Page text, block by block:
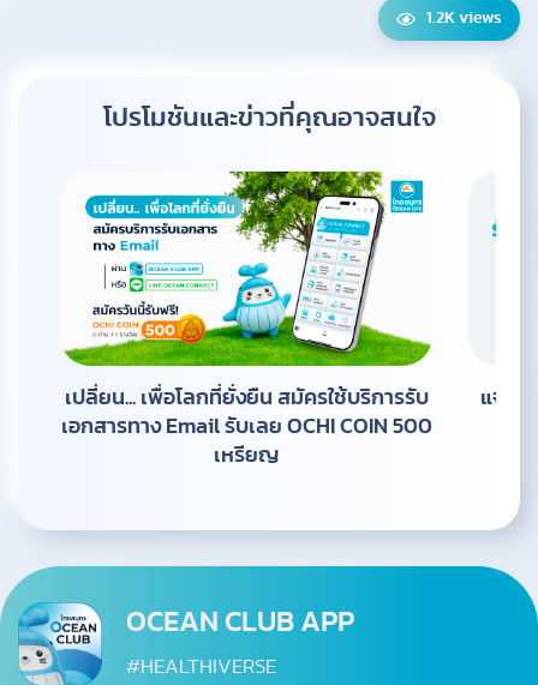
1.2K views
โปรโมชันและข่าวที่คุณอาจสนใจ
เปลี่ยน... เพื่อโลกที่ยั่งยืน สมัครใช้บริการรับ
เอกสารทาง Email รับเลย OCHI COIN 500
เหรียญ
แจ้งค
OCEAN CLUB APP
#HEALTHIVERSE